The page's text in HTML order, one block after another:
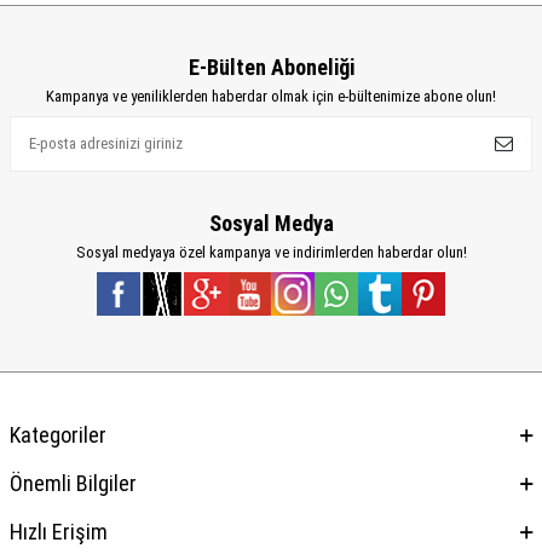
E-Bülten Aboneliği
Kampanya ve yeniliklerden haberdar olmak için e-bültenimize abone olun!
Sosyal Medya
Sosyal medyaya özel kampanya ve indirimlerden haberdar olun!
Kategoriler
Önemli Bilgiler
Hızlı Erişim